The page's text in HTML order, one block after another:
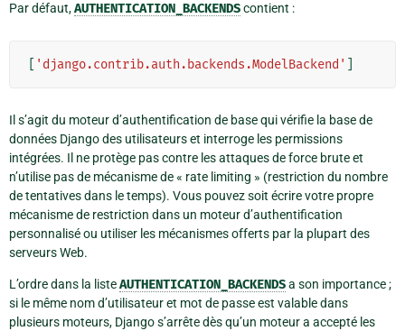
Par défaut,AUTHENTICATION_BACKENDScontient :
'django.contrib.auth.backends.ModelBackend'
Il s’agit du moteur d’authentification de base qui vérifie la base de
données Django des utilisateurs et interroge les permissions
intégrées. Il ne protège pas contre les attaques de force brute et
n’utilise pas de mécanisme de « rate limiting » (restriction du nombre
de tentatives dans le temps). Vous pouvez soit écrire votre propre
mécanisme de restriction dans un moteur d’authentification
personnalisé ou utiliser les mécanismes offerts par la plupart des
serveurs Web.
L’ordre dans la listeAUTHENTICATION_BACKENDSa son importance ;
si le même nom d’utilisateur et mot de passe est valable dans
plusieurs moteurs, Django s’arrête dès qu’un moteur a accepté les